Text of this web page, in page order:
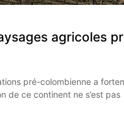
agricoles
pré-colombienne a
de ce continent ne s’est pas